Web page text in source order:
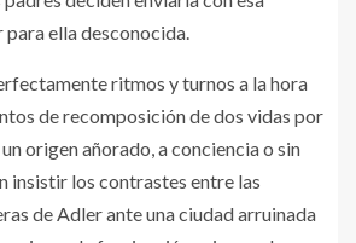
ella desconocida.
ritmos y turnos a la hora
de recomposición de dos vidas por
origen añorado, a conciencia o sin
insistir los contrastes entre las
de Adler ante una ciudad arruinada